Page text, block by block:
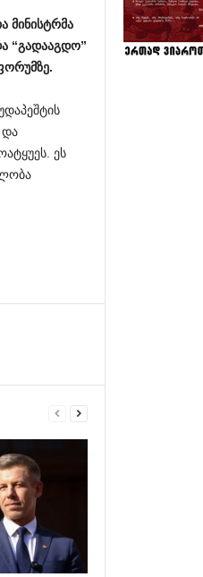
მინისტრმა
“გადააგდო”
.
ეს